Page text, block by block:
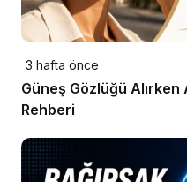
3 hafta önce
Güneş Gözlüğü
Rehberi